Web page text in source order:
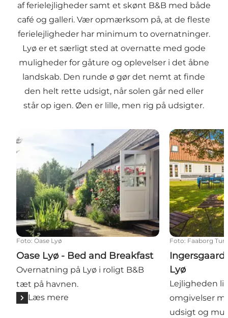
af ferielejligheder samt et skønt B&B med både
café og galleri. Vær opmærksom på, at de fleste
ferielejligheder har minimum to overnatninger.
Lyø er et særligt sted at overnatte med gode
muligheder for gåture og oplevelser i det åbne
landskab. Den runde ø gør det nemt at finde
den helt rette udsigt, når solen går ned eller
står op igen. Øen er lille, men rig på udsigter.
Oase Lyø - Bed and Breakfast
Foto: Oase Lyø
Oase Lyø - Bed and Breakfast
Overnatning på Lyø i roligt B&B
tæt på havnen.
Læs mere
Ingersgaard
Foto: Faaborg
Lyø
Lejligheden
omgivelser
udsigt og